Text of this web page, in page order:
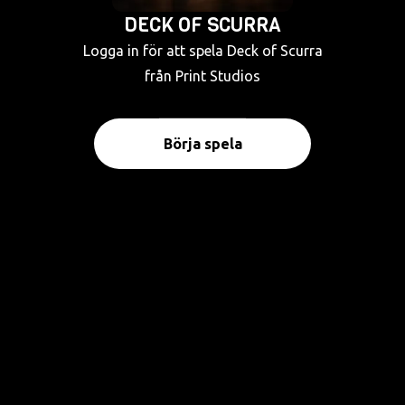
DECK OF SCURRA
Logga in för att spela Deck of Scurra
från Print Studios
Börja spela